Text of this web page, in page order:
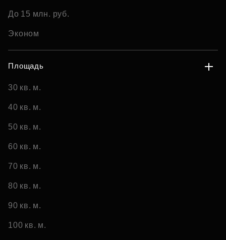
До 15 млн. руб.
Эконом
Площадь
30 кв. м.
40 кв. м.
50 кв. м.
60 кв. м.
70 кв. м.
80 кв. м.
90 кв. м.
100 кв. м.